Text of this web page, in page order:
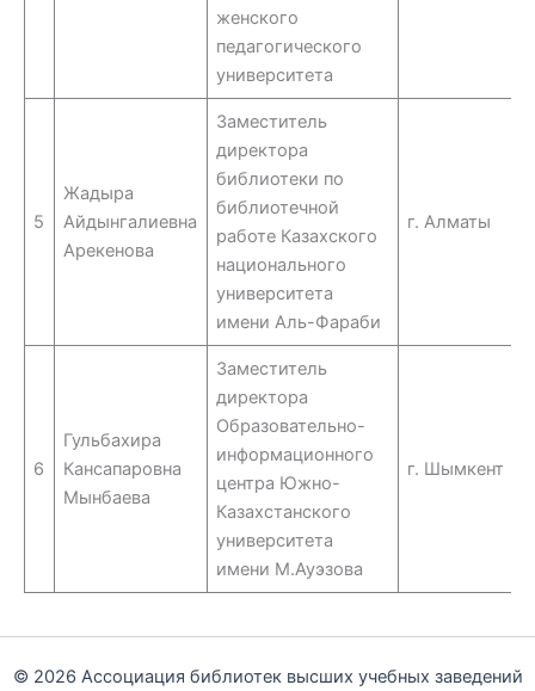
женского
педагогического
университета
5
Жадыра
Айдынгалиевна
Арекенова
Заместитель
директора
библиотеки по
библиотечной
работе Казахского
национального
университета
имени Аль-Фараби
г. Алматы
6
Гульбахира
Кансапаровна
Мынбаева
Заместитель
директора
Образовательно-
информационного
центра Южно-
Казахстанского
университета
имени М.Ауэзова
г. Шымкент
© 2026 Ассоциация библиотек высших учебных заведений